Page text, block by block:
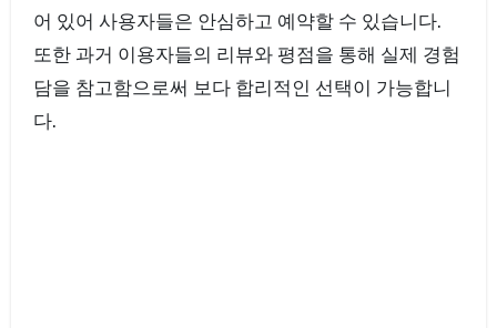
어 있어 사용자들은 안심하고 예약할 수 있습니다.
또한 과거 이용자들의 리뷰와 평점을 통해 실제 경험
담을 참고함으로써 보다 합리적인 선택이 가능합니
다.